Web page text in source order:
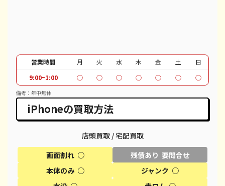
iPhone SE 2
iPhone 11
iPhone 11 Pro
iPhone 11 Pro Max
¥7,000
¥19,000
¥20,000
¥22,000
¥13,000
¥13,000
¥12,100
¥30,100
¥30,600
¥39,600
¥20,600
営業時間 月 火 水 木 金 土
日
9:00~1:00
○ ○ ○ ○ ○ ○ ○
備考：年中無休
iPhoneの買取方法
店頭買取 / 宅配買取
画面割れ ○
残債あり 要問合せ
本体のみ ○
ジャンク ○